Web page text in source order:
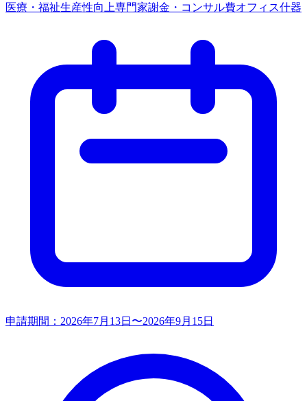
医療・福祉生産性向上専門家謝金・コンサル費オフィス什器
申請期間： 2026年7月13日〜2026年9月15日